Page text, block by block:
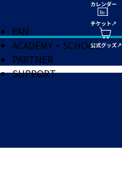
FAN
ACADEMY・SCHOOL
PARTNER
SUPPORT